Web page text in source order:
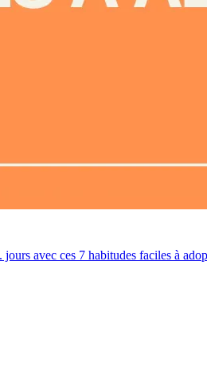
avec ces 7 habitudes faciles à